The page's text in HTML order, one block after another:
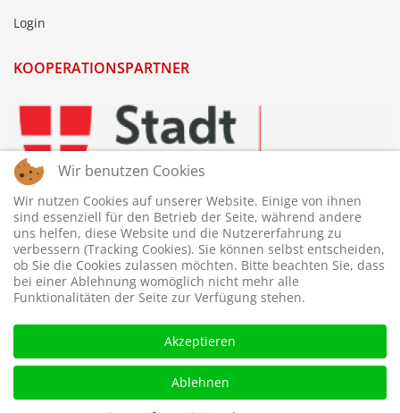
Login
KOOPERATIONSPARTNER
© 2026 © WTTV - Wiener Tischtennis Verband. Gestaltet und
Wir benutzen Cookies
Wir nutzen Cookies auf unserer Website. Einige von ihnen
sind essenziell für den Betrieb der Seite, während andere
uns helfen, diese Website und die Nutzererfahrung zu
verbessern (Tracking Cookies). Sie können selbst entscheiden,
ob Sie die Cookies zulassen möchten. Bitte beachten Sie, dass
bei einer Ablehnung womöglich nicht mehr alle
Funktionalitäten der Seite zur Verfügung stehen.
Akzeptieren
Ablehnen